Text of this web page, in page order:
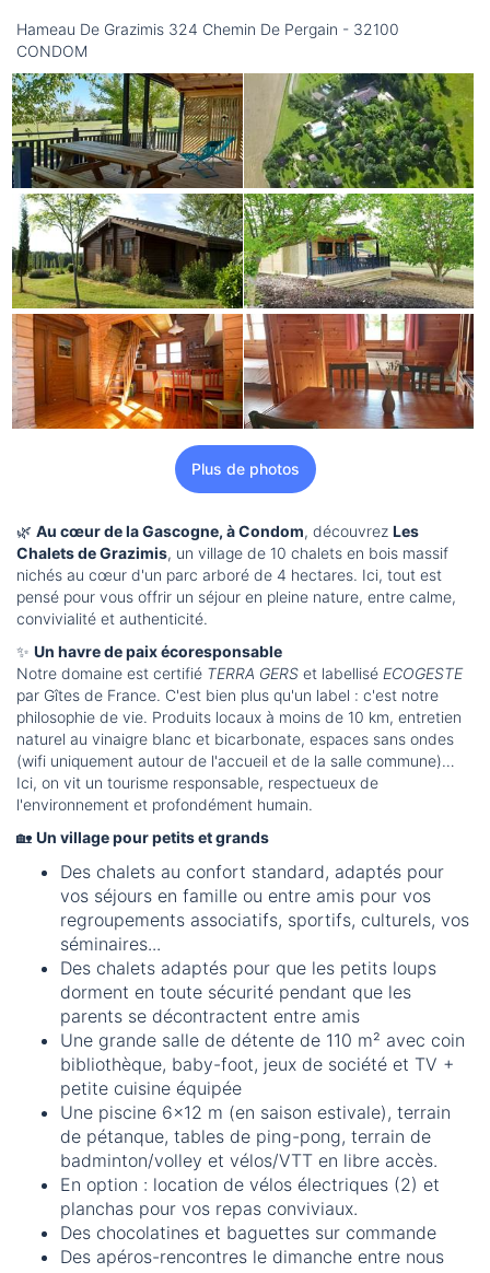
Hameau De Grazimis 324 Chemin De Pergain - 32100
CONDOM
Plus de photos
🌿 Au cœur de la Gascogne, à Condom, découvrez Les
Chalets de Grazimis, un village de 10 chalets en bois massif
nichés au cœur d'un parc arboré de 4 hectares. Ici, tout est
pensé pour vous offrir un séjour en pleine nature, entre calme,
convivialité et authenticité.
✨ Un havre de paix écoresponsable
Notre domaine est certifié TERRA GERS et labellisé ECOGESTE
par Gîtes de France. C'est bien plus qu'un label : c'est notre
philosophie de vie. Produits locaux à moins de 10 km, entretien
naturel au vinaigre blanc et bicarbonate, espaces sans ondes
(wifi uniquement autour de l'accueil et de la salle commune)…
Ici, on vit un tourisme responsable, respectueux de
l'environnement et profondément humain.
🏡 Un village pour petits et grands
Des chalets au confort standard, adaptés pour
vos séjours en famille ou entre amis pour vos
regroupements associatifs, sportifs, culturels, vos
séminaires...
Des chalets adaptés pour que les petits loups
dorment en toute sécurité pendant que les
parents se décontractent entre amis
Une grande salle de détente de 110 m² avec coin
bibliothèque, baby-foot, jeux de société et TV +
petite cuisine équipée
Une piscine 6x12 m (en saison estivale), terrain
de pétanque, tables de ping-pong, terrain de
badminton/volley et vélos/VTT en libre accès.
En option : location de vélos électriques (2) et
planchas pour vos repas conviviaux.
Des chocolatines et baguettes sur commande
Des apéros-rencontres le dimanche entre nous